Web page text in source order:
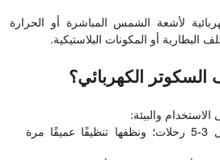
لأشعة الشمس المباشرة أو الحرارة
البطارية أو المكونات البلاستيكية.
الكهربائي؟
والبيئة:
امسحها كل 3-5 رحلات؛ ونظفها تنظيفًا عميقًا مرة